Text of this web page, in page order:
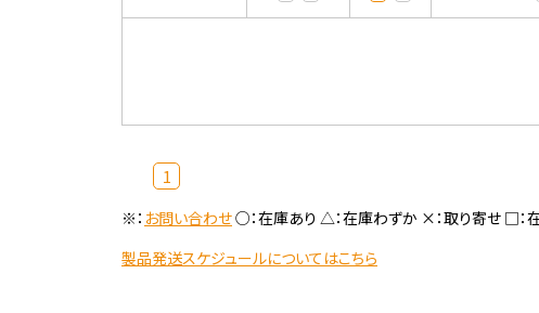
1
※： お問い合わせ○：在庫あり △：在庫わずか ×：取り寄せ □：
製品発送スケジュールについてはこちら